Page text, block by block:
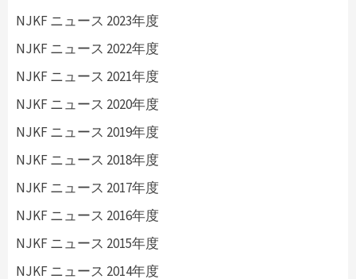
NJKF ニュース 2023年度
NJKF ニュース 2022年度
NJKF ニュース 2021年度
NJKF ニュース 2020年度
NJKF ニュース 2019年度
NJKF ニュース 2018年度
NJKF ニュース 2017年度
NJKF ニュース 2016年度
NJKF ニュース 2015年度
NJKF ニュース 2014年度